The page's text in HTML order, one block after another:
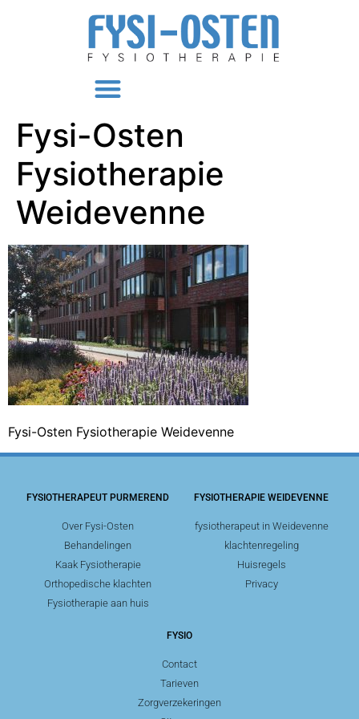
Fysi-Osten
Fysiotherapie
Weidevenne
Fysi-Osten Fysiotherapie Weidevenne
FYSIOTHERAPEUT PURMEREND
Over Fysi-Osten
Behandelingen
Kaak Fysiotherapie
Orthopedische klachten
Fysiotherapie aan huis
FYSIOTHERAPIE WEIDEVENNE
fysiotherapeut in Weidevenne
klachtenregeling
Huisregels
Privacy
FYSIO
Contact
Tarieven
Zorgverzekeringen